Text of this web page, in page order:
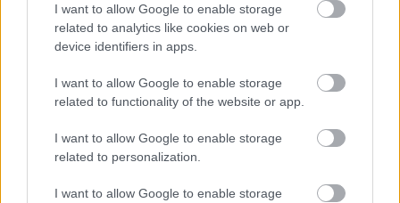
I want to allow Google to enable storage
related to analytics like cookies on web or
device identifiers in apps.
I want to allow Google to enable storage
related to functionality of the website or app.
I want to allow Google to enable storage
related to personalization.
I want to allow Google to enable storage
Γεννήθηκε τον Νοέμβριο του 2005, βρήκε τον δρόμο της
(μαζί με την έμπνευση) στα στενά της Αθήνας, κι από τότε
μέχρι σήμερα δεν έχει σταματήσει να μεγαλώνει.
Αμετανόητα περίεργη, θα πάει με την ίδια ευκολία σε
συνοικιακά κουτούκια και σε τρέντι μπαρ, και θα σου μιλήσει
ημέρας, τα θέατρα της πόλης, τις παλαβομάρες του ίντερνετ
και τις τελευταίες τάσεις σε διατροφή και άσκηση. Υπόσχεται
πως μόνο ό,τι αξίζει γίνεται byte.